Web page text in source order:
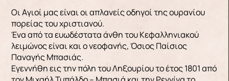
Οι Aγιοί μας είναι οι απλανείς οδηγοί της ουρανίου
πορείας του χριστιανού.
Ένα από τα ευωδέστατα άνθη του Κεφαλληνιακού
λειμώνος είναι και ο νεοφανής, Όσιος Παίσιος
Παναγής Μπασιάς.
Εγεννήθη εις την πόλη του Ληξουρίου το έτος 1801 από